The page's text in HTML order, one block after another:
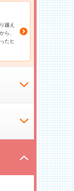
越え
ら、
たヒ